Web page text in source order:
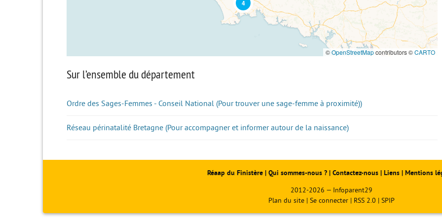
4
©OpenStreetMapcontributors ©CARTO
Sur l’ensemble du département
Ordre des Sages-Femmes - Conseil National (Pour trouver une sage-femme à proximité))
Réseau périnatalité Bretagne (Pour accompagner et informer autour de la naissance)
Réaap du Finistère| Qui sommes-nous ? | Contactez-nous| Liens| Mentions
2012-2026 — Infoparent29
Plan du site | Se connecter | RSS 2.0 | SPIP